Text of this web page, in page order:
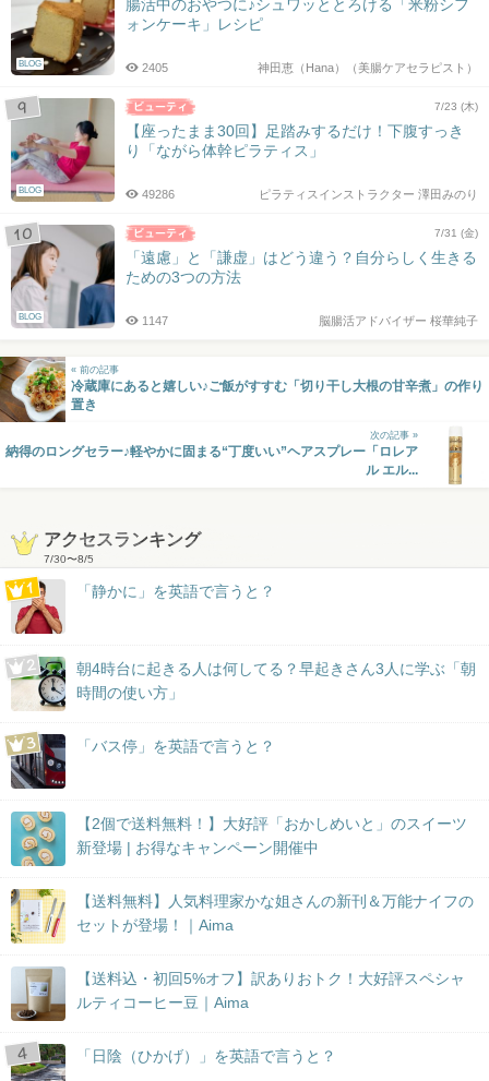
BLOG
腸活中のおやつに♪シュワッととろける「米粉シフ
ォンケーキ」レシピ
神田恵（Hana）（美腸ケアセラピスト）
2405
BLOG
7/23 (木)
【座ったまま30回】足踏みするだけ！下腹すっき
り「ながら体幹ピラティス」
ピラティスインストラクター 澤田みのり
49286
BLOG
7/31 (金)
「遠慮」と「謙虚」はどう違う？自分らしく生きる
ための3つの方法
脳腸活アドバイザー 桜華純子
1147
« 前の記事
冷蔵庫にあると嬉しい♪ご飯がすすむ「切り干し大根の甘辛煮」の作り
置き
次の記事 »
納得のロングセラー♪軽やかに固まる“丁度いい”ヘアスプレー「ロレア
ル エル...
アクセスランキング
7/30〜8/5
「静かに」を英語で言うと？
朝4時台に起きる人は何してる？早起きさん3人に学ぶ「朝
時間の使い方」
「バス停」を英語で言うと？
【2個で送料無料！】大好評「おかしめいと」のスイーツ
新登場 | お得なキャンペーン開催中
【送料無料】人気料理家かな姐さんの新刊＆万能ナイフの
セットが登場！｜Aima
【送料込・初回5%オフ】訳ありおトク！大好評スペシャ
ルティコーヒー豆｜Aima
「日陰（ひかげ）」を英語で言うと？